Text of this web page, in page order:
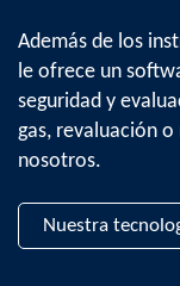
Además de los
le ofrece un
seguridad y
gas, revaluación
nosotros.
Nuestra